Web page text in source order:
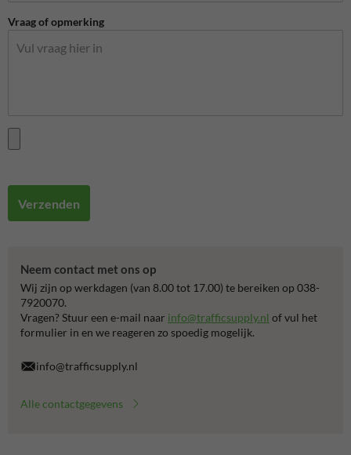
Vraag of opmerking
Verzenden
Neem contact met ons op
Wij zijn op werkdagen (van 8.00 tot 17.00) te bereiken op 038-
7920070.
Vragen? Stuur een e-mail naar info@trafficsupply.nl of vul het
formulier in en we reageren zo spoedig mogelijk.
info@trafficsupply.nl
Alle contactgegevens